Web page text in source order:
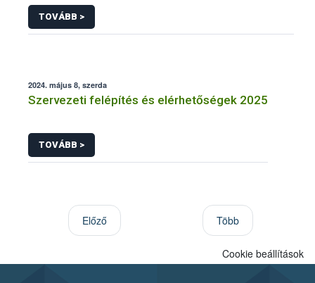
TOVÁBB >
2024. május 8, szerda
Szervezeti felépítés és elérhetőségek 2025
TOVÁBB >
Előző Több
Cookie beállítások